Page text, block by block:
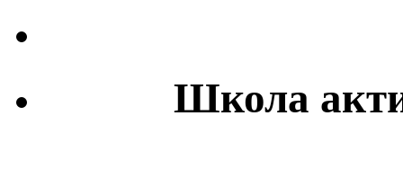
Школа